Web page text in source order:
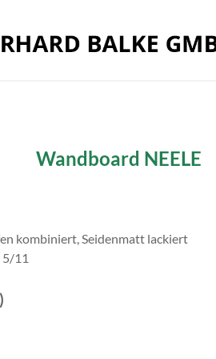
Wandboard NEELE
kombiniert, Seidenmatt lackiert
5/11